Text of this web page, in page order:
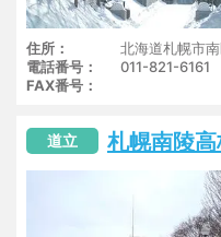
住所
北海道札幌市
電話番号
011-821-6161
FAX番号
道立 札幌南陵